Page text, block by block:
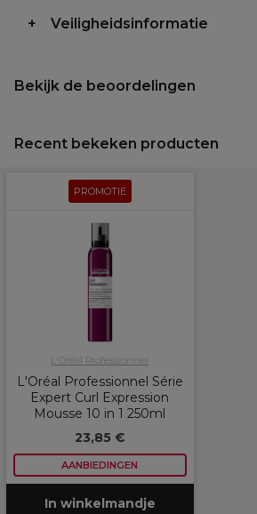
Veiligheidsinformatie
Bekijk de beoordelingen
Recent bekeken producten
PROMOTIE
L'Oréal Professionnel
L'Oréal Professionnel Série
Expert Curl Expression
Mousse 10 in 1 250ml
23,85 €
AANBIEDINGEN
In winkelmandje